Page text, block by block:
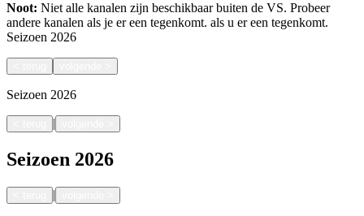
Noot: Niet alle kanalen zijn beschikbaar buiten de VS. Probeer
andere kanalen als je er een tegenkomt. als u er een tegenkomt.
Seizoen 2026
Seizoen 2026
|
Seizoen 2026
|